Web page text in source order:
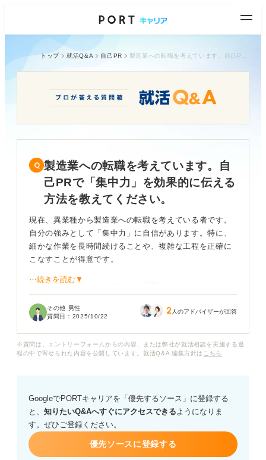
トップ 就活Q&A 自己PR
製造業への転職を考えています。自
己PRで「集中力」を効果的に伝える
方法を教えてください。
現在、異業種から製造業への転職を考えている者です。
自分の強みとして「集中力」に自信があります。特に、
細かな作業を長時間続けることや、複雑な工程を正確に
こなすことが得意です。
製造業の仕事では「集中力」が重要だと考えています
者に響くのか悩んでいます。ただ「集中力があります」
す。
異業種からの転職の場合、どのようにこれまでの経験と
結び付ければ良いかも教えてください。
⋯続きを読む▼
その他 男性
質問日： 2025/10/22 2 人のアドバイザーが回答
※質問は、エントリーフォームからの内容、または弊社が就活相談を実施する過
程の中で寄せられた内容を公開しています。就活Q&A 編集方針は こちら
GoogleでPORTキャリアを「優先するソース」に登録する
と、 知りたいQ&Aへすぐにアクセスできるようになりま
す。ぜひご登録ください。
優先ソースに登録する